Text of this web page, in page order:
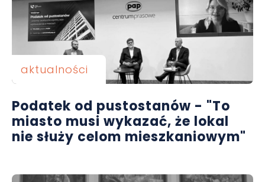
aktualności
Podatek od pustostanów - "To
miasto musi wykazać, że lokal
nie służy celom mieszkaniowym"